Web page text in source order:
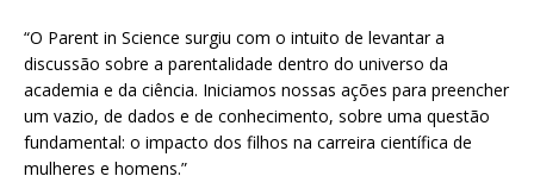
“O Parent in Science surgiu com o intuito de levantar a
discussão sobre a parentalidade dentro do universo da
academia e da ciência. Iniciamos nossas ações para preencher
um vazio, de dados e de conhecimento, sobre uma questão
fundamental: o impacto dos filhos na carreira científica de
mulheres e homens.”